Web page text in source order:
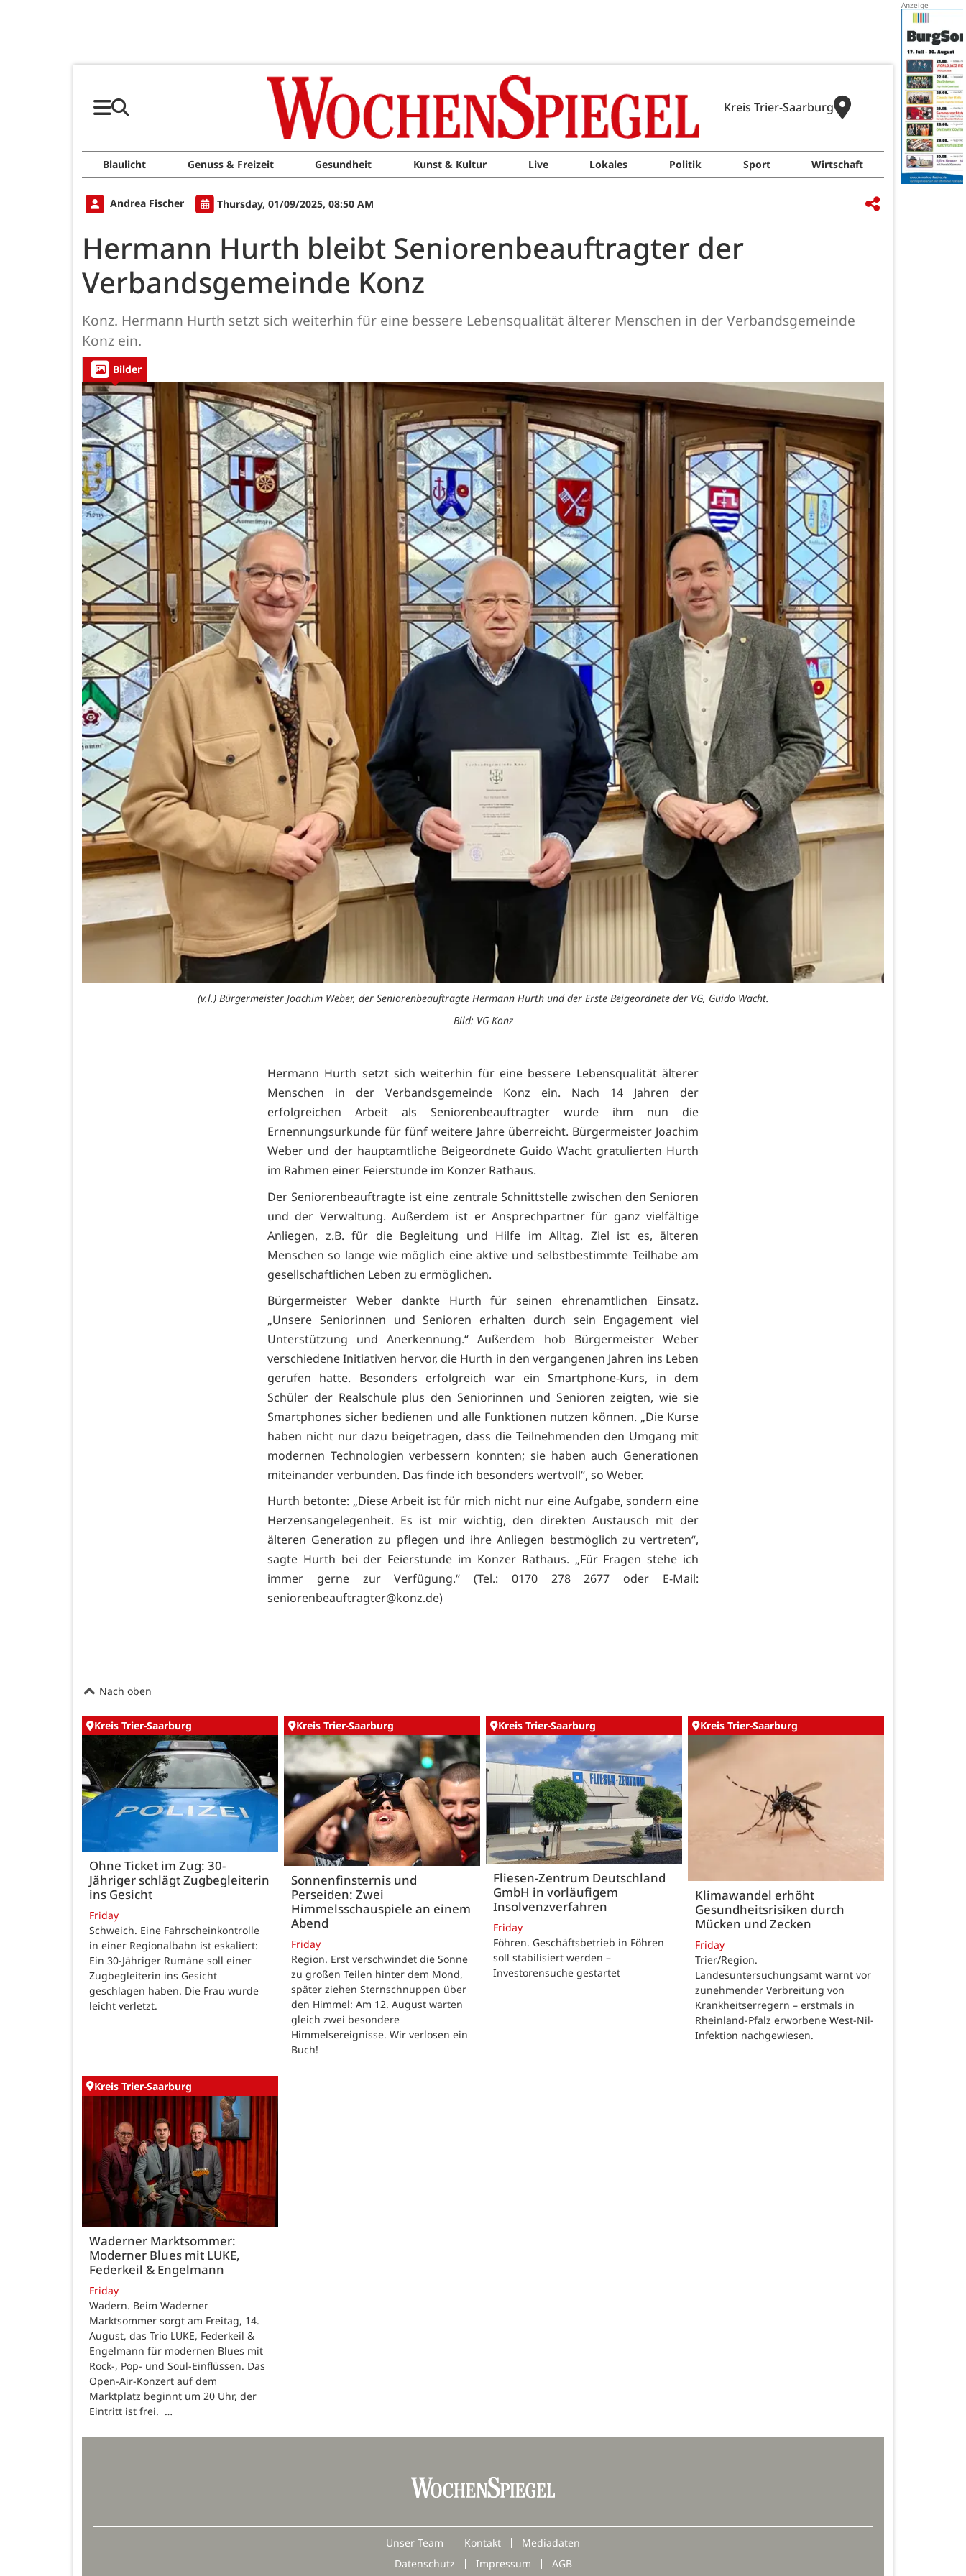
Kreis Trier-Saarburg
Blaulicht Genuss & Freizeit Gesundheit Kunst & Kultur Live Lokales Politik Sport Wirtschaft
Andrea Fischer Thursday, 01/09/2025, 08:50 AM
Hermann Hurth bleibt Seniorenbeauftragter der
Verbandsgemeinde Konz
Konz. Hermann Hurth setzt sich weiterhin für eine bessere Lebensqualität älterer Menschen in der Verbandsgemeinde
Konz ein.
Bilder
(v.l.) Bürgermeister Joachim Weber, der Seniorenbeauftragte Hermann Hurth und der Erste Beigeordnete der VG, Guido Wacht.
Bild: VG Konz
Hermann Hurth setzt sich weiterhin für eine bessere Lebensqualität älterer
Menschen in der Verbandsgemeinde Konz ein. Nach 14 Jahren der
erfolgreichen Arbeit als Seniorenbeauftragter wurde ihm nun die
Ernennungsurkunde für fünf weitere Jahre überreicht. Bürgermeister Joachim
Weber und der hauptamtliche Beigeordnete Guido Wacht gratulierten Hurth
im Rahmen einer Feierstunde im Konzer Rathaus.
Der Seniorenbeauftragte ist eine zentrale Schnittstelle zwischen den Senioren
und der Verwaltung. Außerdem ist er Ansprechpartner für ganz vielfältige
Anliegen, z.B. für die Begleitung und Hilfe im Alltag. Ziel ist es, älteren
Menschen so lange wie möglich eine aktive und selbstbestimmte Teilhabe am
gesellschaftlichen Leben zu ermöglichen.
Bürgermeister Weber dankte Hurth für seinen ehrenamtlichen Einsatz.
„Unsere Seniorinnen und Senioren erhalten durch sein Engagement viel
Unterstützung und Anerkennung.“ Außerdem hob Bürgermeister Weber
verschiedene Initiativen hervor, die Hurth in den vergangenen Jahren ins Leben
gerufen hatte. Besonders erfolgreich war ein Smartphone-Kurs, in dem
Schüler der Realschule plus den Seniorinnen und Senioren zeigten, wie sie
Smartphones sicher bedienen und alle Funktionen nutzen können. „Die Kurse
haben nicht nur dazu beigetragen, dass die Teilnehmenden den Umgang mit
modernen Technologien verbessern konnten; sie haben auch Generationen
miteinander verbunden. Das finde ich besonders wertvoll“, so Weber.
Hurth betonte: „Diese Arbeit ist für mich nicht nur eine Aufgabe, sondern eine
Herzensangelegenheit. Es ist mir wichtig, den direkten Austausch mit der
älteren Generation zu pflegen und ihre Anliegen bestmöglich zu vertreten“,
sagte Hurth bei der Feierstunde im Konzer Rathaus. „Für Fragen stehe ich
immer gerne zur Verfügung.“ (Tel.: 0170 278 2677 oder E-Mail:
seniorenbeauftragter@konz.de)
Nach oben
Kreis Trier-Saarburg
Ohne Ticket im Zug: 30-
Jähriger schlägt Zugbegleiterin
ins Gesicht
Friday
Schweich. Eine Fahrscheinkontrolle
in einer Regionalbahn ist eskaliert:
Ein 30-Jähriger Rumäne soll einer
Zugbegleiterin ins Gesicht
geschlagen haben. Die Frau wurde
leicht verletzt.
Kreis Trier-Saarburg
Sonnenfinsternis und
Perseiden: Zwei
Himmelsschauspiele an einem
Abend
Friday
Region. Erst verschwindet die Sonne
zu großen Teilen hinter dem Mond,
später ziehen Sternschnuppen über
den Himmel: Am 12. August warten
gleich zwei besondere
Himmelsereignisse. Wir verlosen ein
Buch!
Kreis Trier-Saarburg
Fliesen-Zentrum Deutschland
GmbH in vorläufigem
Insolvenzverfahren
Friday
Föhren. Geschäftsbetrieb in Föhren
soll stabilisiert werden –
Investorensuche gestartet
Kreis Trier-Saarburg
Klimawandel erhöht
Gesundheitsrisiken durch
Mücken und Zecken
Friday
Trier/Region.
Landesuntersuchungsamt warnt vor
zunehmender Verbreitung von
Krankheitserregern – erstmals in
Rheinland-Pfalz erworbene West-Nil-
Infektion nachgewiesen.
Kreis Trier-Saarburg
Waderner Marktsommer:
Moderner Blues mit LUKE,
Federkeil & Engelmann
Friday
Wadern. Beim Waderner
Marktsommer sorgt am Freitag, 14.
August, das Trio LUKE, Federkeil &
Engelmann für modernen Blues mit
Rock-, Pop- und Soul-Einflüssen. Das
Open-Air-Konzert auf dem
Marktplatz beginnt um 20 Uhr, der
Eintritt ist frei. …
Unser Team Kontakt
Mediadaten
Datenschutz
Impressum AGB